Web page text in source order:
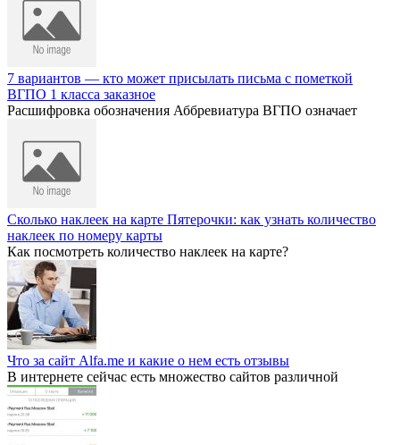
7 вариантов — кто может присылать письма с пометкой
ВГПО 1 класса заказное
Расшифровка обозначения Аббревиатура ВГПО означает
Сколько наклеек на карте Пятерочки: как узнать количество
наклеек по номеру карты
Как посмотреть количество наклеек на карте?
Что за сайт Alfa.me и какие о нем есть отзывы
В интернете сейчас есть множество сайтов различной